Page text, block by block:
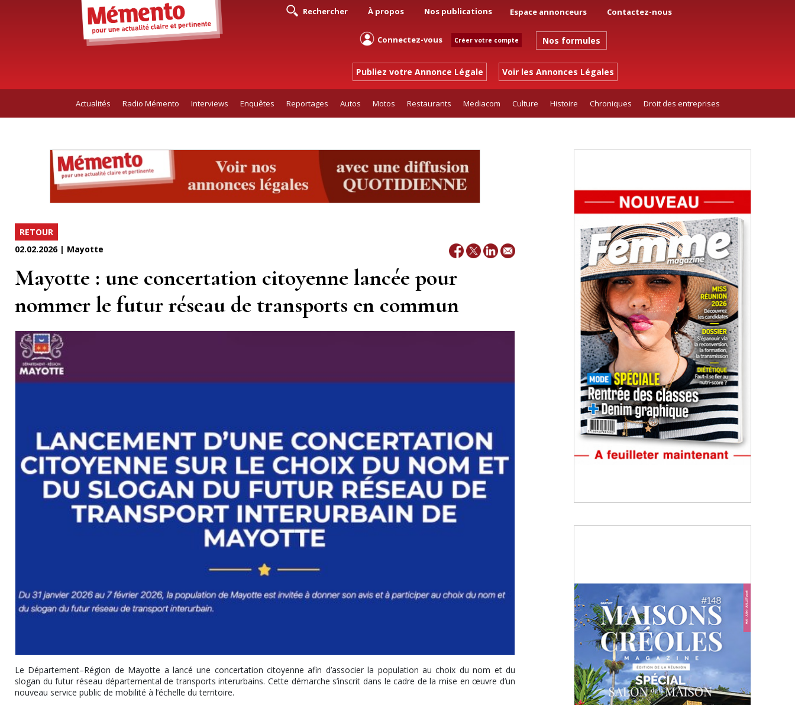
Rechercher À propos Nos publications Espace annonceurs Contactez-nous
Connectez-vous Créer votre compte Nos formules
Publiez votre Annonce Légale Voir les Annonces Légales
Actualités Radio Mémento Interviews Enquêtes Reportages Autos Motos Restaurants Mediacom Culture Histoire Chroniques Droit des entreprises
RETOUR
02.02.2026 | Mayotte
Mayotte : une concertation citoyenne lancée pour
nommer le futur réseau de transports en commun
Le Département–Région de Mayotte a lancé une concertation citoyenne afin d’associer la population au choix du nom et du
slogan du futur réseau départemental de transports interurbains. Cette démarche s’inscrit dans le cadre de la mise en œuvre d’un
nouveau service public de mobilité à l’échelle du territoire.